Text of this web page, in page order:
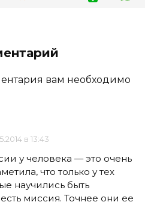
вам необходимо
в 13:43
у человека — это очень
что только у тех
научились быть
миссия. Точнее они ее